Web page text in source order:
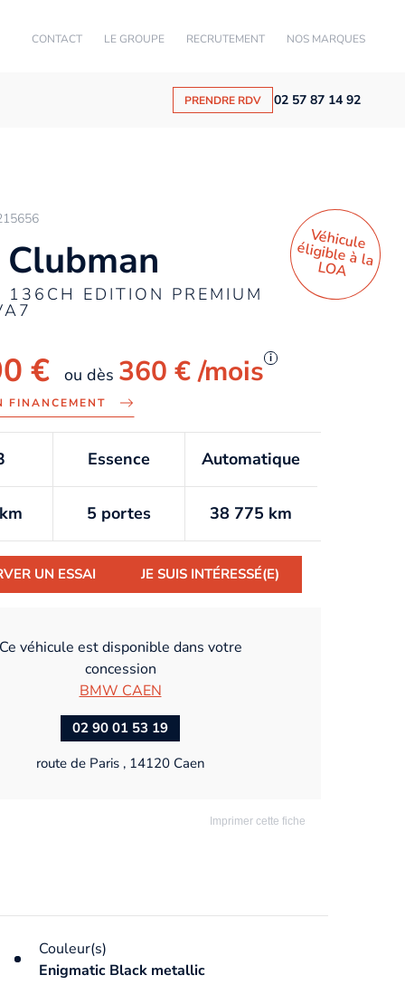
CONTACT LE GROUPE RECRUTEMENT NOS MARQUES
PRENDRE RDV 02 57 87 14 92
136CH EDITION PREMIUM
€ ou dès 360 €/mois i
FINANCEMENT
Véhicule
éligible à la
LO
A
Essence Automatique
5 portes 38 775 km
UN ESSAI JE SUIS INTÉRESSÉ(E)
véhicule est disponible dans votre
concession
BMW CAEN
02 90 01 53 19
route de Paris , 14120 Caen
Imprimer cette fiche
Couleur(s)
Enigmatic Black metallic